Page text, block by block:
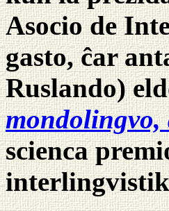
Asocio de
gasto, ĉar
Ruslando)
scienca